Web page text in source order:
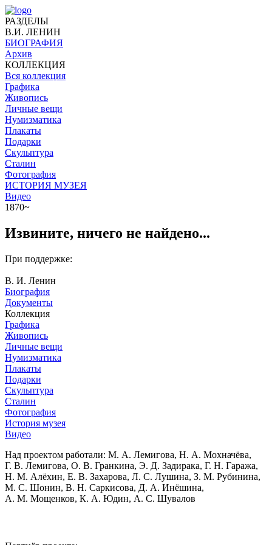
РАЗДЕЛЫ
В.И. ЛЕНИН
БИОГРАФИЯ
Архив
КОЛЛЕКЦИЯ
Вся коллекция
Графика
Живопись
Личные вещи
Нумизматика
Плакаты
Подарки
Скульптура
Сталин
Фотография
ИСТОРИЯ МУЗЕЯ
Видео
1870~
Извините, ничего не найдено...
При поддержке:
В. И. Ленин
Биография
Документы
Коллекция
Графика
Живопись
Личные вещи
Нумизматика
Плакаты
Подарки
Скульптура
Сталин
Фотография
История музея
Видео
Над проектом работали: М. А. Лемигова, Н. А. Мохначёва,
Г. В. Лемигова, О. В. Гранкина, Э. Д. Задирака, Г. Н. Гаража,
Н. М. Алёхин, Е. В. Захарова, Л. С. Лушина, З. М. Рубинина,
М. С. Шонин, В. Н. Саркисова, Д. А. Инёшина,
А. М. Мощенков, К. А. Юдин, А. С. Шувалов